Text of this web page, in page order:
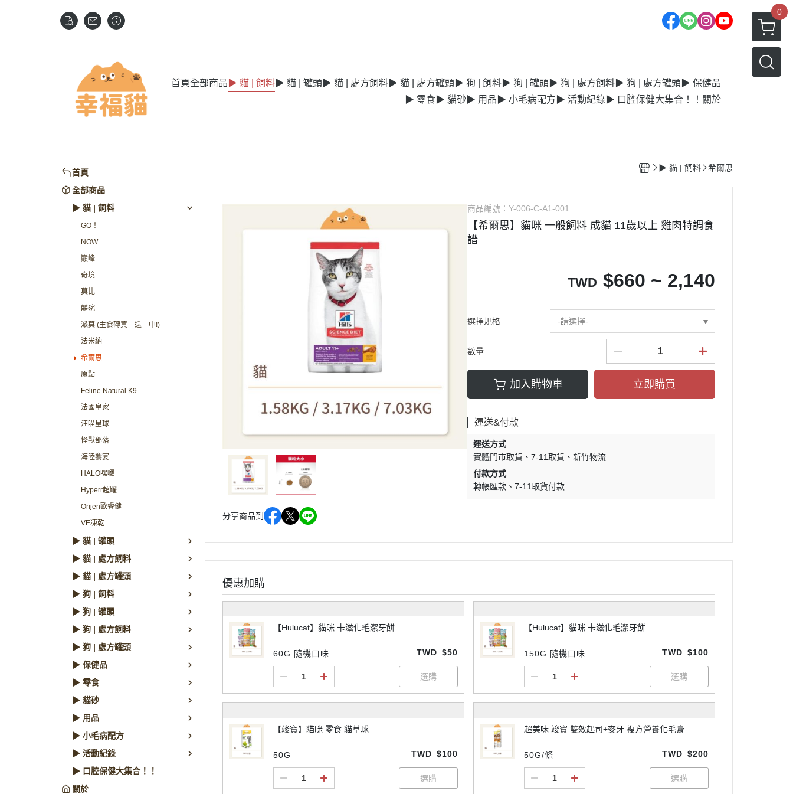
0
首頁全部商品 ▶ 貓 | 飼料 ▶ 貓 | 罐頭 ▶ 貓 | 處方飼料 ▶ 貓 | 處方罐頭 ▶ 狗 | 飼料 ▶ 狗 | 罐頭 ▶ 狗 | 處方飼料 ▶ 狗 | 處方罐頭 ▶ 保健品
▶ 零食 ▶ 貓砂 ▶ 用品 ▶ 小毛病配方 ▶ 活動紀錄 ▶ 口腔保健大集合！！ 關於
首頁
全部商品
▶ 貓 | 飼料
GO！
NOW
巔峰
奇境
莫比
囍碗
派莫 (主食磚買一送一中!)
法米納
希爾思
原點
Feline Natural K9
法國皇家
汪喵星球
怪獸部落
海陸饗宴
HALO嘿囉
Hyperr超躍
Orijen歐睿健
VE凍乾
▶ 貓 | 罐頭
▶ 貓 | 處方飼料
▶ 貓 | 處方罐頭
▶ 狗 | 飼料
▶ 狗 | 罐頭
▶ 狗 | 處方飼料
▶ 狗 | 處方罐頭
▶ 保健品
▶ 零食
▶ 貓砂
▶ 用品
▶ 小毛病配方
▶ 活動紀錄
▶ 口腔保健大集合！！
關於
▶ 貓 | 飼料 希爾思
分享商品到
商品編號：Y-006-C-A1-001
【希爾思】貓咪 一般飼料 成貓 11歲以上 雞肉特調食
譜
TWD $660 ~ 2,140
選擇規格 -請選擇-
數量
加入購物車 立即購買
運送&付款
運送方式
實體門市取貨
7-11取貨
新竹物流
付款方式
轉帳匯款
7-11取貨付款
優惠加購
【Hulucat】貓咪 卡滋化毛潔牙餅
60G 隨機口味 TWD $50
【Hulucat】貓咪 卡滋化毛潔牙餅
150G 隨機口味 TWD $100
【竣寶】貓咪 零食 貓草球
50G TWD $100
超美味 竣寶 雙效起司+麥牙 複方營養化毛膏
50G/條 TWD $200